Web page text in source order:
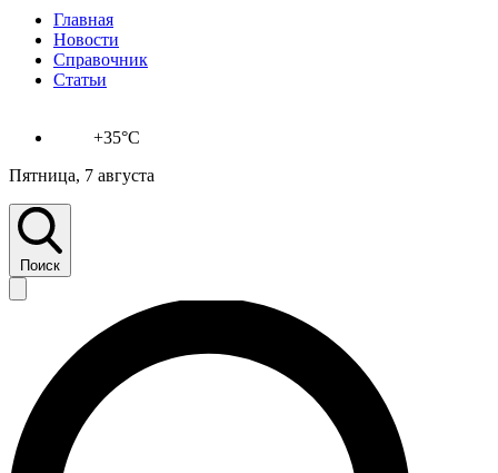
Главная
Новости
Справочник
Статьи
+35°C
Пятница, 7 августа
Поиск